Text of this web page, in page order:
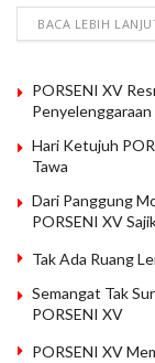
BACA LEBIH
PORSENI XV
Penyelenggaraan
Hari Ketujuh
Tawa
Dari Panggung
PORSENI XV
Tak Ada Ruang
Semangat Tak
PORSENI XV
PORSENI XV